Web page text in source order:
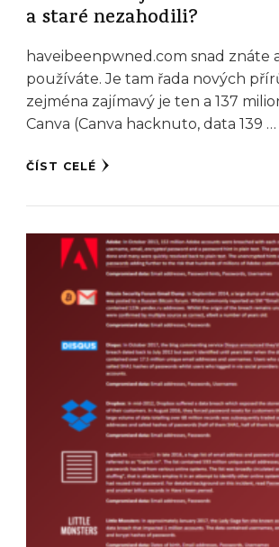
a staré nezahodili?
haveibeenpwned.com snad znáte
používáte. Je tam řada nových
zejména zajímavý je ten a 137
Canva (Canva hacknuto, data 139 …
ČÍST CELÉ